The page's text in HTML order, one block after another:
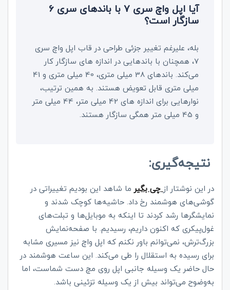
آیا اپل واچ سری 7 با باندهای سری 6
سازگار است؟
بله، علیرغم تغییر جزئی طراحی در قاب اپل واچ سری
7، همچنان با باندهایی در اندازه های سازگار کار
می‌کند. باندهای 38 میلی متری، 40 میلی متری و 41
میلی متری قابل تعویض هستند. به همین ترتیب،
نوارهایی برای اندازه های 42 میلی متر، 44 میلی متر
و 45 میلی متر همگی سازگار هستند.
نتیجه‌گیری:
در این نوشتار ازچی بگیرما شاهد این بودیم تغییراتی در
گوشی‌های هوشمند رخ داد. حاشیه‌ها کوچک شدند و
نمایشگرها رشد کردند تا اینکه به موبایل‌ها و تبلت‌های
غول‌پیکری که اکنون داریم، رسیدیم. با صفحه‌نمایش
بزرگ‌ترش، نمی‌توانم باور نکنم که اپل واچ نیز مسیری مشابه
برای رسیده به استقلال را طی می‌کند. این ساعت هوشمند در
حال حاضر یک وسیله جانبی اپل روی مچ دست شماست، اما
به‌وضوح می‌تواند بیش از یک وسیله تزئینی باشد.